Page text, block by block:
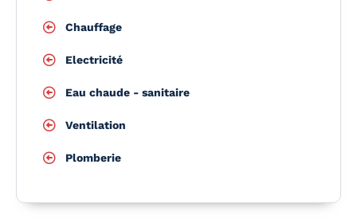
Chauffage
Electricité
Eau chaude - sanitaire
Ventilation
Plomberie